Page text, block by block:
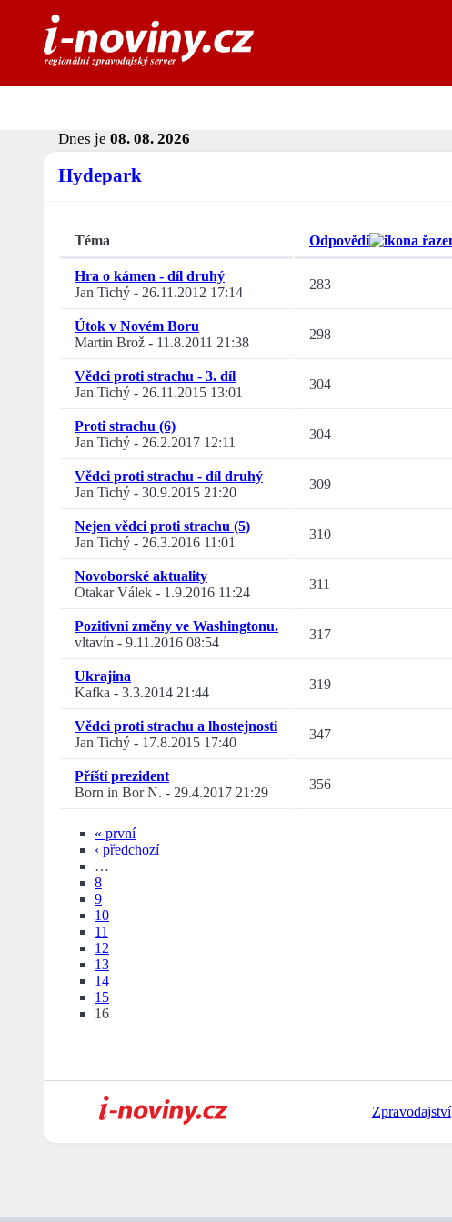
Dnes je 08. 08. 2026
Hydepark
Téma Odpovědí
Hra o kámen - díl druhý
Jan Tichý - 26.11.2012 17:14
283
Útok v Novém Boru
Martin Brož - 11.8.2011 21:38
298
Vědci proti strachu - 3. díl
Jan Tichý - 26.11.2015 13:01
304
Proti strachu (6)
Jan Tichý - 26.2.2017 12:11
304
Vědci proti strachu - díl druhý
Jan Tichý - 30.9.2015 21:20
309
Nejen vědci proti strachu (5)
Jan Tichý - 26.3.2016 11:01
310
Novoborské aktuality
Otakar Válek - 1.9.2016 11:24
311
Pozitivní změny ve Washingtonu.
vltavín - 9.11.2016 08:54
317
Ukrajina
Kafka - 3.3.2014 21:44
319
Vědci proti strachu a lhostejnosti
Jan Tichý - 17.8.2015 17:40
347
Příští prezident
Born in Bor N. - 29.4.2017 21:29
356
« první
‹ předchozí
…
8
9
10
11
12
13
14
15
16
Zpravodajství